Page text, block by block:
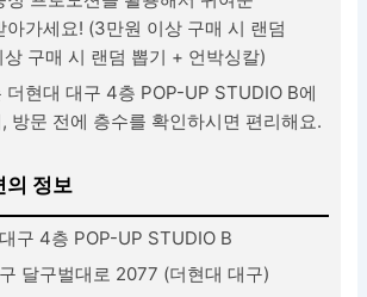
아가세요! (3만원 이상 구매 시 랜덤
구매 시 랜덤 뽑기 + 언박싱칼)
더현대 대구 4층 POP-UP STUDIO B에
방문 전에 층수를 확인하시면 편리해요.
의 정보
구 4층 POP-UP STUDIO B
달구벌대로 2077 (더현대 대구)